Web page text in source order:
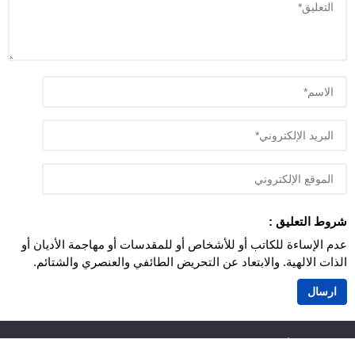
شروط التعليق :
عدم الإساءة للكاتب أو للأشخاص أو للمقدسات أو مهاجمة الأديان أو
الذات الالهية. والابتعاد عن التحريض الطائفي والعنصري والشتائم.